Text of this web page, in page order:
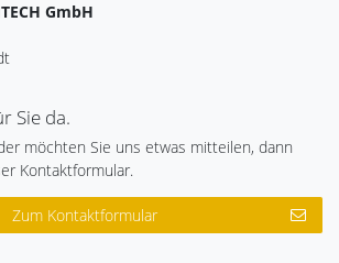
GmbH
Sie da.
möchten Sie uns etwas mitteilen, dann
Kontaktformular.
Zum Kontaktformular